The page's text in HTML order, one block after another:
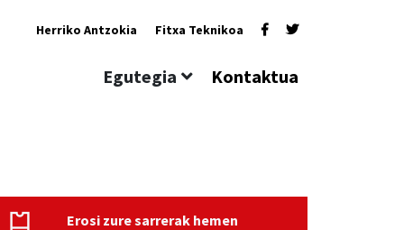
Herriko Antzokia Fitxa Teknikoa
Egutegia Kontaktua
Erosi zure sarrerak hemen